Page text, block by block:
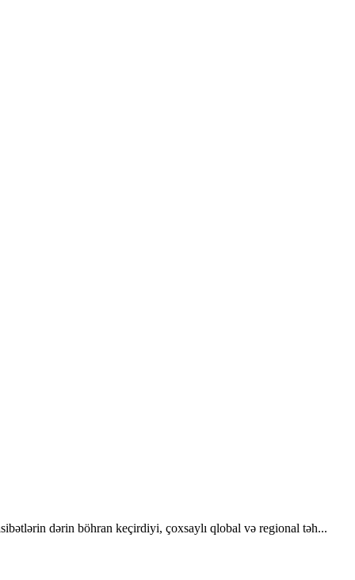
proqram layihələrinin sədri;
müəllifi və ekspert;
dərin böhran keçirdiyi, çoxsaylı qlobal və regional təh...